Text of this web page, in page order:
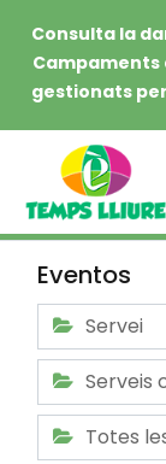
Consulta la
Campaments
gestionats
Eventos
Servei
Serveis
Totes